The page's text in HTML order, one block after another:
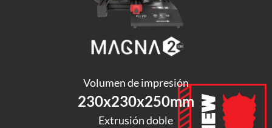
Volumen de impresión
230x230x250mm
Extrusión doble